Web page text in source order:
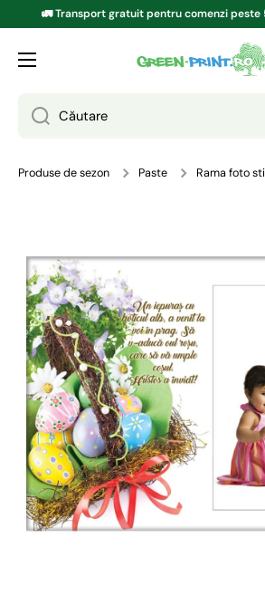
TRECI LA CONȚINUT
🚛 Transport gratuit pentru comenzi peste
Căutare
Produse de sezon Paste Rama foto